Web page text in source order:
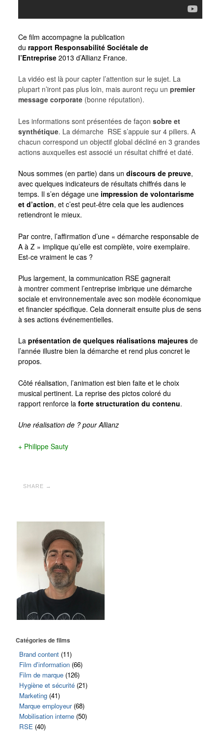
Ce film accompagne la publication
du rapport Responsabilité Sociétale de
l’Entreprise2013 d’Allianz France.
La vidéo est là pour capter l’attention sur le sujet. La
plupart n’iront pas plus loin, mais auront reçu un premier
message corporate(bonne réputation).
Les informations sont présentées de façon sobre et
synthétique. La démarche RSE s’appuie sur 4 piliers. A
chacun correspond un objectif global décliné en 3 grandes
actions auxquelles est associé un résultat chiffré et daté.
Nous sommes (en partie) dans un discours de preuve,
avec quelques indicateurs de résultats chiffrés dans le
temps. Il s’en dégage une impression de volontarisme
et d’action, et c’est peut-être cela que les audiences
retiendront le mieux.
Par contre, l’affirmation d’une « démarche responsable de
A à Z » implique qu’elle est complète, voire exemplaire.
Est-ce vraiment le cas ?
Plus largement, la communication RSE gagnerait
à montrer comment l’entreprise imbrique une démarche
sociale et environnementale avec son modèle économique
et financier spécifique. Cela donnerait ensuite plus de sens
à ses actions événementielles.
La présentation de quelques réalisations majeuresde
l’année illustre bien la démarche et rend plus concret le
propos.
Côté réalisation, l’animation est bien faite et le choix
musical pertinent. La reprise des pictos coloré du
rapport renforce la forte structuration du contenu.
Une réalisation de ? pour Allianz
+ Philippe Sauty
SHARE →
Catégories de films
Brand content (11)
Film d'information (66)
Film de marque (126)
Hygiène et sécurité (21)
Marketing (41)
Marque employeur(68)
Mobilisation interne (50)
RSE (40)